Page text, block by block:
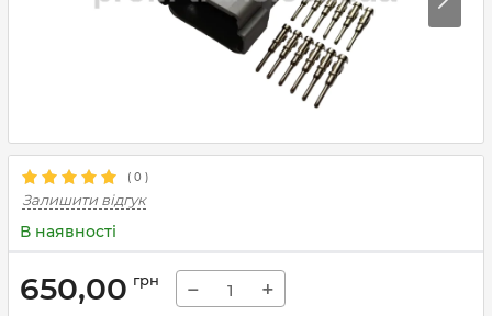
( 0 )
Залишити відгук
В наявності
650,00 грн − +